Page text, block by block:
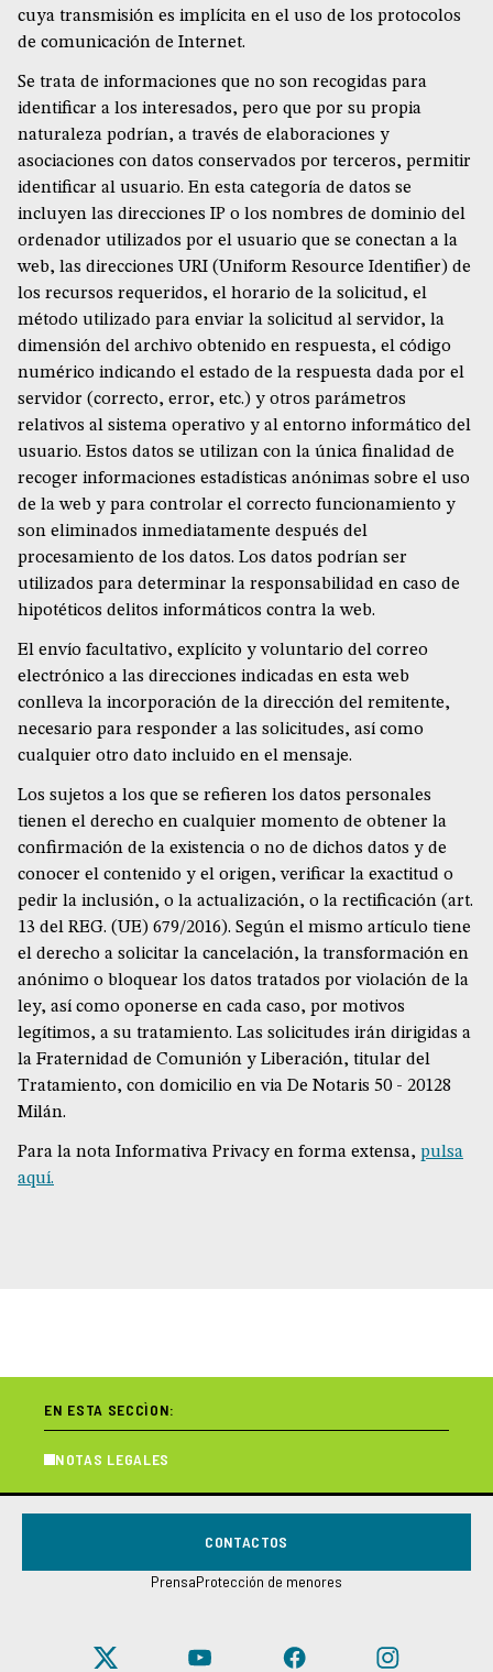
cuya transmisión es implícita en el uso de los protocolos
de comunicación de Internet.
Se trata de informaciones que no son recogidas para
identificar a los interesados, pero que por su propia
naturaleza podrían, a través de elaboraciones y
asociaciones con datos conservados por terceros, permitir
identificar al usuario. En esta categoría de datos se
incluyen las direcciones IP o los nombres de dominio del
ordenador utilizados por el usuario que se conectan a la
web, las direcciones URI (Uniform Resource Identifier) de
los recursos requeridos, el horario de la solicitud, el
método utilizado para enviar la solicitud al servidor, la
dimensión del archivo obtenido en respuesta, el código
numérico indicando el estado de la respuesta dada por el
servidor (correcto, error, etc.) y otros parámetros
relativos al sistema operativo y al entorno informático del
usuario. Estos datos se utilizan con la única finalidad de
recoger informaciones estadísticas anónimas sobre el uso
de la web y para controlar el correcto funcionamiento y
son eliminados inmediatamente después del
procesamiento de los datos. Los datos podrían ser
utilizados para determinar la responsabilidad en caso de
hipotéticos delitos informáticos contra la web.
El envío facultativo, explícito y voluntario del correo
electrónico a las direcciones indicadas en esta web
conlleva la incorporación de la dirección del remitente,
necesario para responder a las solicitudes, así como
cualquier otro dato incluido en el mensaje.
Los sujetos a los que se refieren los datos personales
tienen el derecho en cualquier momento de obtener la
confirmación de la existencia o no de dichos datos y de
conocer el contenido y el origen, verificar la exactitud o
pedir la inclusión, o la actualización, o la rectificación (art.
13 del REG. (UE) 679/2016). Según el mismo artículo tiene
el derecho a solicitar la cancelación, la transformación en
anónimo o bloquear los datos tratados por violación de la
ley, así como oponerse en cada caso, por motivos
legítimos, a su tratamiento. Las solicitudes irán dirigidas a
la Fraternidad de Comunión y Liberación, titular del
Tratamiento, con domicilio en via De Notaris 50 - 20128
Milán.
Para la nota Informativa Privacy en forma extensa, pulsa
aquí.
EN ESTA SECCÌON:
NOTAS LEGALES
CONTACTOS
PrensaProtección de menores